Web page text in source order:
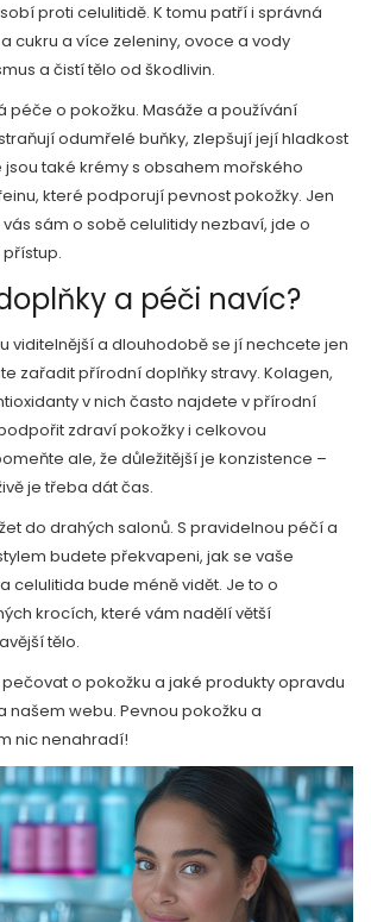
proti celulitidě. K tomu patří i správná
cukru a více zeleniny, ovoce a vody
a čistí tělo od škodlivin.
péče o pokožku. Masáže a používání
odumřelé buňky, zlepšují její hladkost
jsou také krémy s obsahem mořského
které podporují pevnost pokožky. Jen
sám o sobě celulitidy nezbaví, jde o
a péči navíc?
viditelnější a dlouhodobě se jí nechcete jen
zařadit přírodní doplňky stravy. Kolagen,
v nich často najdete v přírodní
zdraví pokožky i celkovou
ale, že důležitější je konzistence –
je třeba dát čas.
do drahých salonů. S pravidelnou péčí a
budete překvapeni, jak se vaše
celulitida bude méně vidět. Je to o
krocích, které vám nadělí větší
tělo.
pečovat o pokožku a jaké produkty opravdu
našem webu. Pevnou pokožku a
nic nenahradí!